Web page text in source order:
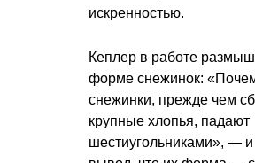
искренностью.
Кеплер в работе
форме снежинок:
снежинки, прежде чем
крупные хлопья, падают
шестиугольниками», — и